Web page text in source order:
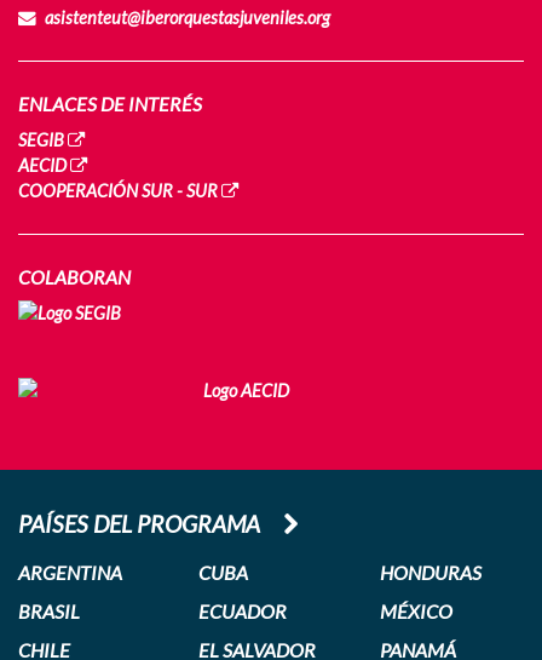
asistenteut@iberorquestasjuveniles.org
ENLACES DE INTERÉS
SEGIB
AECID
COOPERACIÓN SUR - SUR
COLABORAN
PAÍSES DEL PROGRAMA
ARGENTINA
BRASIL
CHILE
CUBA
ECUADOR
EL SALVADOR
HONDURAS
MÉXICO
PANAMÁ